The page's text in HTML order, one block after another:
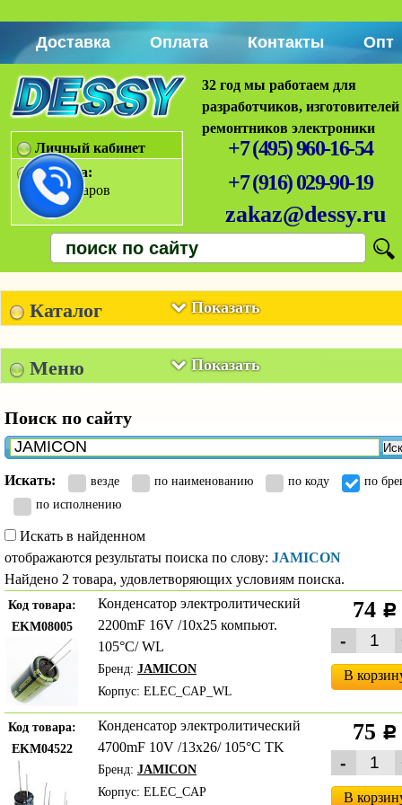
Доставка Оплата Контакты Опт
32 год мы работаем для
разработчиков,
ремонтников электроники
+7 (495) 960-16-54
+7 (916) 029-90-19
zakaz@dessy.ru
Личный кабинет
Корзина:
Нет товаров
Показать
Каталог
Показать
Меню
Поиск по сайту
Искать: везде по наименованию по коду
по
по исполнению
Искать в найденном
отображаются результаты поиска по слову: JAMICON
Найдено 2 товара, удовлетворяющих условиям поиска.
Код товара:
EKM08005
Конденсатор электролитический
2200mF 16V /10x25 компьют.
105°C/ WL
Бренд: JAMICON
Корпус: ELEC_CAP_WL
74 c
В
Код товара:
EKM04522
Конденсатор электролитический
4700mF 10V /13x26/ 105°C TK
Бренд: JAMICON
Корпус: ELEC_CAP
75 c
В